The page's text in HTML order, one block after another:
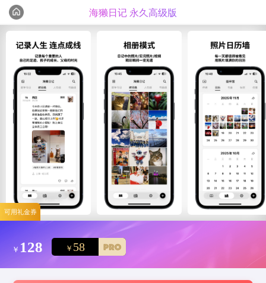
可用礼金券
海獭日记 永久高级版
编辑心选 精选测评
￥ 128 ￥ 58